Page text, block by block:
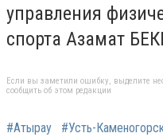
управления
спорта Азамат
Если вы заметили ошибку, выделите
сообщить об этом редакции
#Атырау #Усть-